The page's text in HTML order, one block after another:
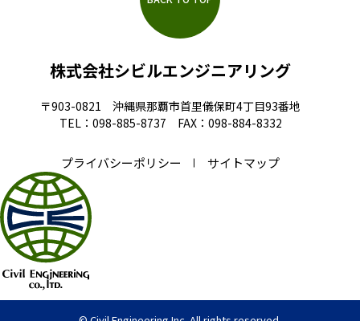
株式会社シビルエンジニアリング
〒903-0821 沖縄県那覇市首里儀保町4丁目93番地
TEL：098-885-8737 FAX：098-884-8332
プライバシーポリシー サイトマップ